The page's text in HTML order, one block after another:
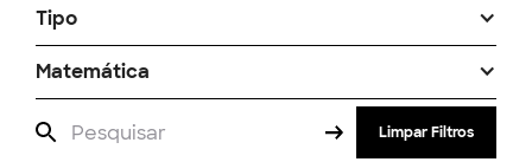
Tipo
Matemática
Limpar Filtros